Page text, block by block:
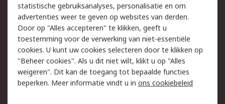
Wettelijk
Cookiebeleid
Email veiligheid
Privacybeleid -
Bijgewerkt
Websitevoorwaarden
Algemene
verkoopvoorwaarden
statistische gebruiksanalyses, personalisatie en om
advertenties weer te geven op websites van derden.
Door op "Alles accepteren" te klikken, geeft u
toestemming voor de verwerking van niet-essentiële
cookies. U kunt uw cookies selecteren door te klikken op
"Beheer cookies". Als u dit niet wilt, klikt u op "Alles
weigeren". Dit kan de toegang tot bepaalde functies
beperken. Meer informatie vindt u in ons cookiebeleid